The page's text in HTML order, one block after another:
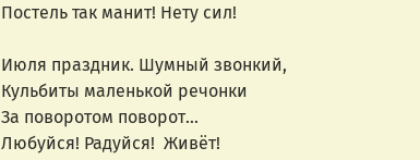
Постель так манит! Нету сил!
Июля праздник. Шумный звонкий,
Кульбиты маленькой речонки
За поворотом поворот...
Любуйся! Радуйся!  Живёт!